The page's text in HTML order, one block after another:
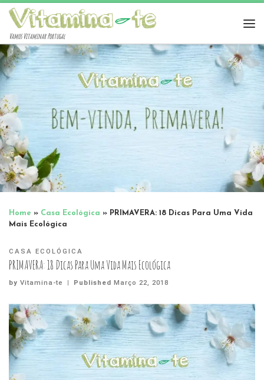
Vamos Vitaminar Portugal
Home » Casa Ecológica » PRIMAVERA: 18 Dicas Para Uma Vida
Mais Ecológica
CASA ECOLÓGICA
PRIMAVERA: 18 Dicas Para Uma Vida Mais Ecológica
by Vitamina-te | PublishedMarço 22, 2018